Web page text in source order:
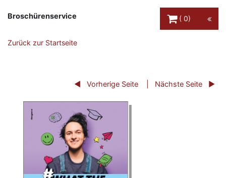
Broschürenservice
0
Zurück zur Startseite
Vorherige Seite Nächste Seite